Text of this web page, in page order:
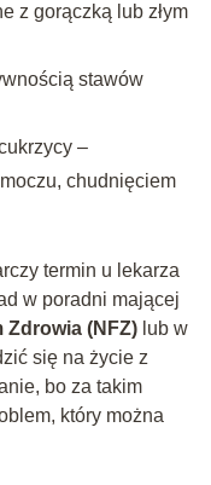
z gorączką lub złym
stawów
–
chudnięciem
termin u lekarza
w poradni mającej
Zdrowia (NFZ)lub w
się na życie z
bo za takim
który można